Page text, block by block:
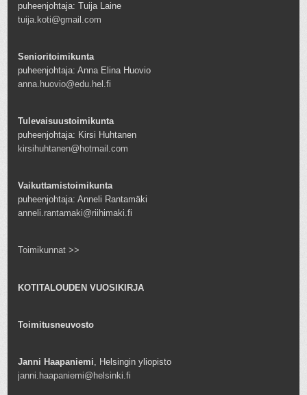
puheenjohtaja: Tuija Laine
tuija.koti@gmail.com
Senioritoimikunta
puheenjohtaja: Anna Elina Huovio
anna.huovio@edu.hel.fi
Tulevaisuustoimikunta
puheenjohtaja: Kirsi Huhtanen
kirsihuhtanen@hotmail.com
Vaikuttamistoimikunta
puheenjohtaja: Anneli Rantamäki
anneli.rantamaki@riihimaki.fi
Toimikunnat >>
KOTITALOUDEN VUOSIKIRJA
Toimitusneuvosto
Janni Haapaniemi , Helsingin yliopisto
janni.haapaniemi@helsinki.fi